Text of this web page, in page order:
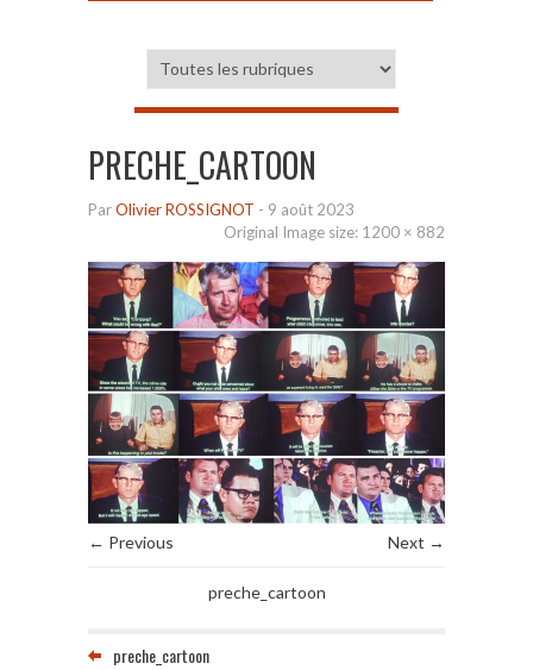
PRECHE_CARTOON
ParOlivier ROSSIGNOT - 9 août 2023
Original Image size: 1200 × 882
← Previous Next →
preche_cartoon
preche_cartoon